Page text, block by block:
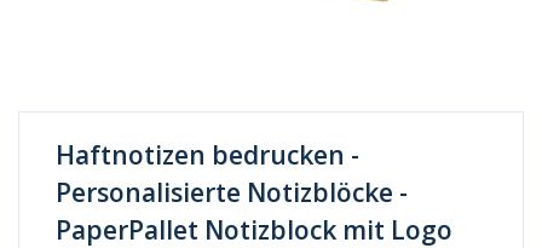
Haftnotizen bedrucken -
Personalisierte Notizblöcke -
PaperPallet Notizblock mit Logo